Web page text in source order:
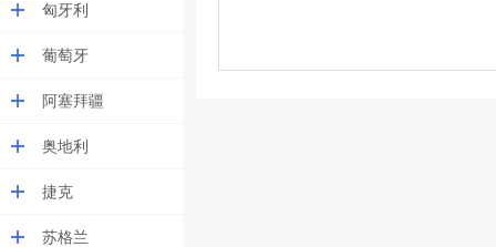
匈牙利
葡萄牙
阿塞拜疆
奥地利
捷克
苏格兰